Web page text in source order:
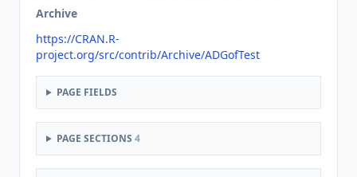
Archive
https://CRAN.R-
project.org/src/contrib/Archive/ADGofTest
PAGE FIELDS
PAGE SECTIONS 4